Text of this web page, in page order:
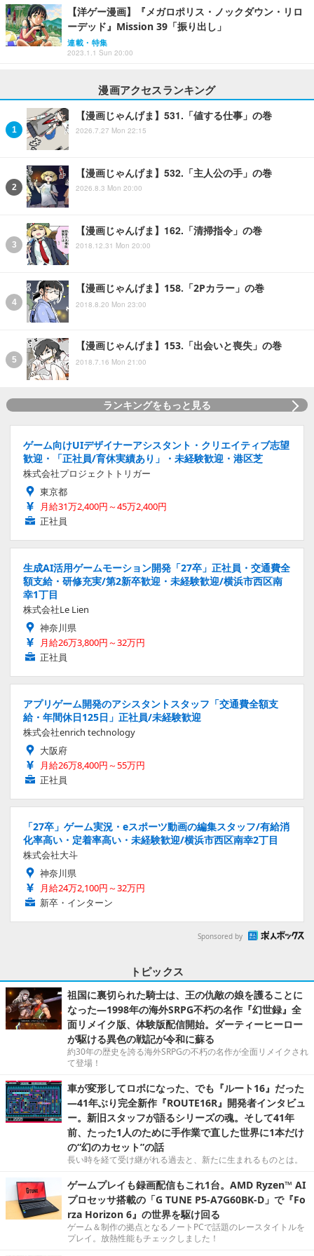
【洋ゲー漫画】『メガロポリス・ノックダウン・リロ
ーデッド』Mission 39「振り出し」
連載・特集
2023.1.1 Sun 20:00
漫画アクセスランキング
【漫画じゃんげま】531.「値する仕事」の巻
2026.7.27 Mon 22:15
【漫画じゃんげま】532.「主人公の手」の巻
2026.8.3 Mon 20:00
【漫画じゃんげま】162.「清掃指令」の巻
2018.12.31 Mon 20:00
【漫画じゃんげま】158.「2Pカラー」の巻
2018.8.20 Mon 23:00
【漫画じゃんげま】153.「出会いと喪失」の巻
2018.7.16 Mon 21:00
ランキングをもっと見る
ゲーム向けUIデザイナーアシスタント・クリエイティブ志望
歓迎・「正社員/育休実績あり」・未経験歓迎・港区芝
株式会社プロジェクトトリガー
東京都
月給31万2,400円～45万2,400円
正社員
生成AI活用ゲームモーション開発「27卒」正社員・交通費全
額支給・研修充実/第2新卒歓迎・未経験歓迎/横浜市西区南
幸1丁目
株式会社Le Lien
神奈川県
月給26万3,800円～32万円
正社員
アプリゲーム開発のアシスタントスタッフ「交通費全額支
給・年間休日125日」正社員/未経験歓迎
株式会社enrich technology
大阪府
月給26万8,400円～55万円
正社員
「27卒」ゲーム実況・eスポーツ動画の編集スタッフ/有給消
化率高い・定着率高い・未経験歓迎/横浜市西区南幸2丁目
株式会社大斗
神奈川県
月給24万2,100円～32万円
新卒・インターン
Sponsored by
トピックス
祖国に裏切られた騎士は、王の仇敵の娘を護ることに
なった―1998年の海外SRPG不朽の名作『幻世録』全
面リメイク版、体験版配信開始。ダーティーヒーロー
が駆ける異色の戦記が令和に蘇る
約30年の歴史を誇る海外SRPGの不朽の名作が全面リメイクされ
て登場！
車が変形してロボになった、でも『ルート16』だった
―41年ぶり完全新作『ROUTE16R』開発者インタビュ
ー。新旧スタッフが語るシリーズの魂。そして41年
前、たった1人のために手作業で直した世界に1本だけ
の“幻のカセット”の話
長い時を経て受け継がれる過去と、新たに生まれるものとは。
ゲームプレイも録画配信もこれ1台。AMD Ryzen™ AI
プロセッサ搭載の「G TUNE P5-A7G60BK-D」で『Fo
rza Horizon 6』の世界を駆け回る
ゲーム＆制作の拠点となるノートPCで話題のレースタイトルを
プレイ。放熱性能もチェックしました！